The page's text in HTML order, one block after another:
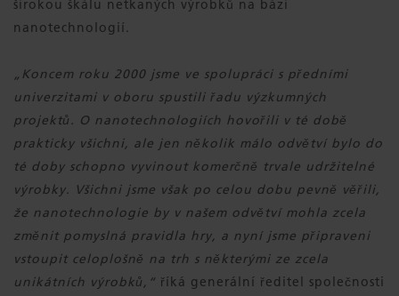
širokou škálu netkaných výrobků na bázi
nanotechnologií.
„Koncem roku 2000 jsme ve spolupráci s předními
univerzitami v oboru spustili řadu výzkumných
projektů. O nanotechnologiích hovořili v té době
prakticky všichni, ale jen několik málo odvětví bylo do
té doby schopno vyvinout komerčně trvale udržitelné
výrobky. Všichni jsme však po celou dobu pevně věřili,
že nanotechnologie by v našem odvětví mohla zcela
změnit pomyslná pravidla hry, a nyní jsme připraveni
vstoupit celoplošně na trh s některými ze zcela
unikátních výrobků,“ říká generální ředitel společnosti